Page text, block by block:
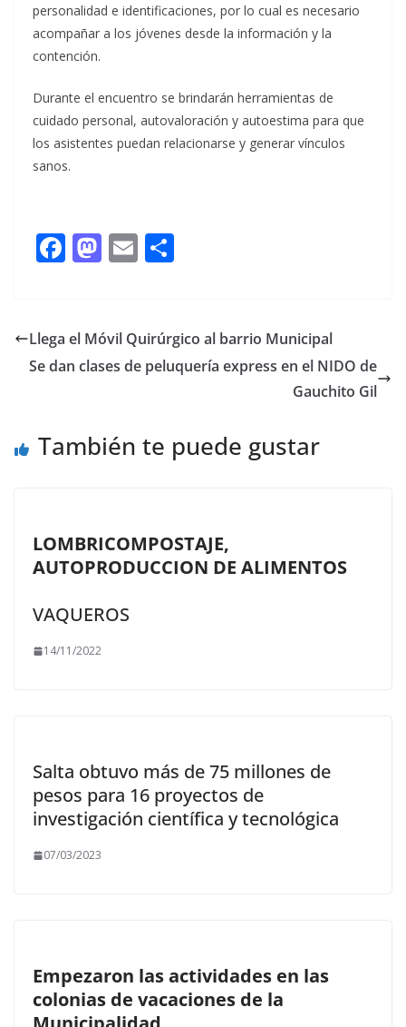
personalidad e identificaciones, por lo cual es necesario
acompañar a los jóvenes desde la información y la
contención.
Durante el encuentro se brindarán herramientas de
cuidado personal, autovaloración y autoestima para que
los asistentes puedan relacionarse y generar vínculos
sanos.
F
b
o
M
d
o
E
l p
ar
Llega el Móvil Quirúrgico al barrio Municipal
Se dan clases de peluquería express en el NIDO de
Gauchito Gil
También te puede gustar
LOMBRICOMPOSTAJE,
AUTOPRODUCCION DE ALIMENTOS
VAQUEROS
14/11/2022
Salta obtuvo más de 75 millones de
pesos para 16 proyectos de
investigación científica y tecnológica
07/03/2023
Empezaron las actividades en las
colonias de vacaciones de la